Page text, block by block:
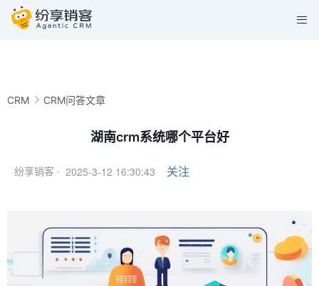
CRM CRM问答文章
湖南crm系统哪个平台好
纷享销客 · 2025-3-12 16:30:43 关注